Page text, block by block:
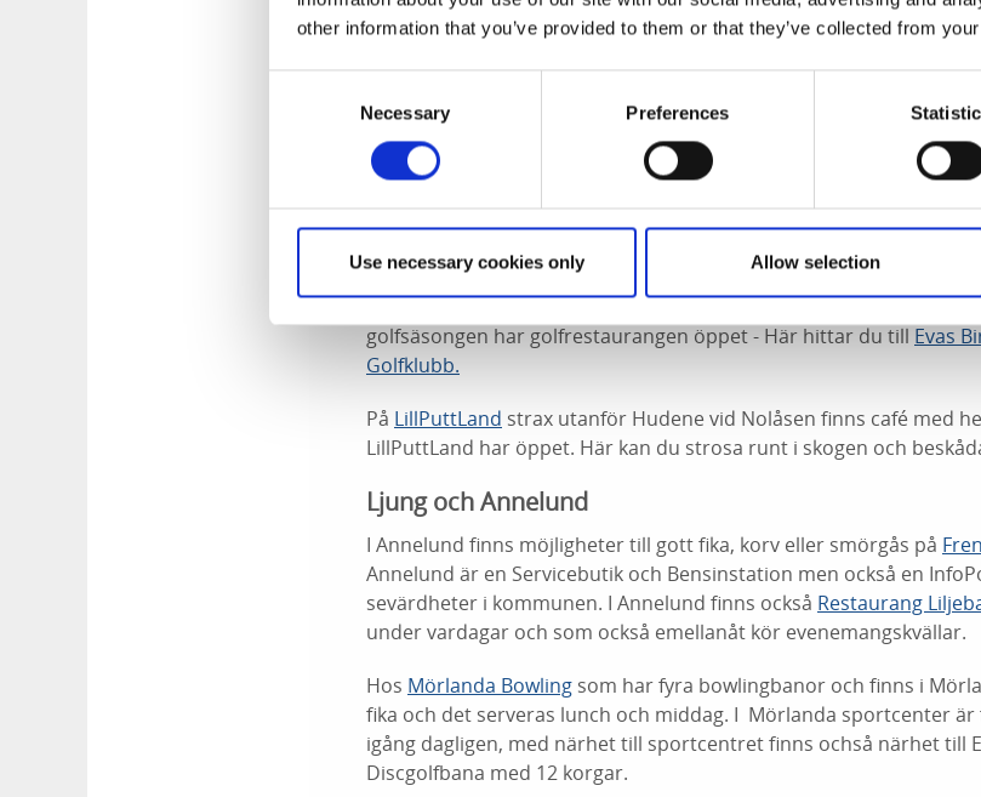
other information that you’ve provided to them or that they’ve collected from
Necessary Preferences
Use necessary cookies only Allow selection
från bageriet, smörgåsar, frukost och lättare lunch.
IHerrljunga Sportcenterreception och cafédel finns möjligheter
kommunen.
Hudene
I Hudene jämte Nossan ligger Restaurang Trollabo Kvarn.
I närheten finns restaurang på Herrljunga golfbana som du kan
Herrljunga golfbana - I Hudene ligger Herrljunga golfklubb intill
golfsäsongen har golfrestaurangen öppet - Här hittar du till Evas
Golfklubb.
På LillPuttLand strax utanför Hudene vid Nolåsen finns café med
LillPuttLand har öppet. Här kan du strosa runt i skogen och
Ljung och Annelund
I Annelund finns möjligheter till gott fika, korv eller smörgås på
Annelund är en Servicebutik och Bensinstation men också en
sevärdheter i kommunen. I Annelund finns också Restaurang
under vardagar och som också emellanåt kör evenemangskvällar.
Hos Mörlanda Bowling som har fyra bowlingbanor och finns i
fika och det serveras lunch och middag. I Mörlanda sportcenter
igång dagligen, med närhet till sportcentret finns ochså närhet till
Discgolfbana med 12 korgar.